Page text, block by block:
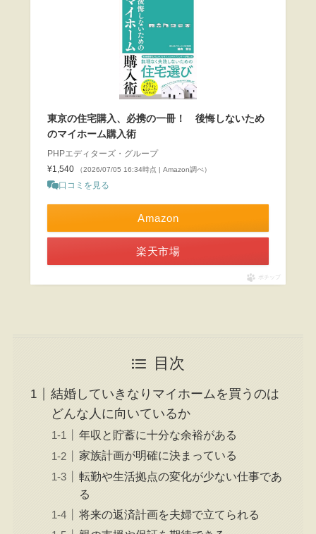
東京の住宅購入、必携の一冊！ 後悔しないため
のマイホーム購入術
PHPエディターズ・グループ
¥1,540
（2026/07/05 16:34時点 | Amazon調べ）
口コミを見る
Amazon
楽天市場
ポチップ
目次
結婚していきなりマイホームを買うのは
どんな人に向いているか
年収と貯蓄に十分な余裕がある
家族計画が明確に決まっている
転勤や生活拠点の変化が少ない仕事であ
る
将来の返済計画を夫婦で立てられる